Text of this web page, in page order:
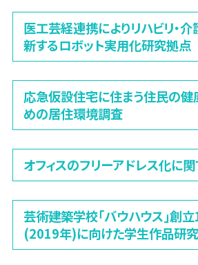
医工芸経連携によりリハビリ・
新するロボット実用化研究拠点
応急仮設住宅に住まう住民の健
めの居住環境調査
オフィスのフリーアドレス化に
芸術建築学校「バウハウス」創
(2019年)に向けた学生作品研究